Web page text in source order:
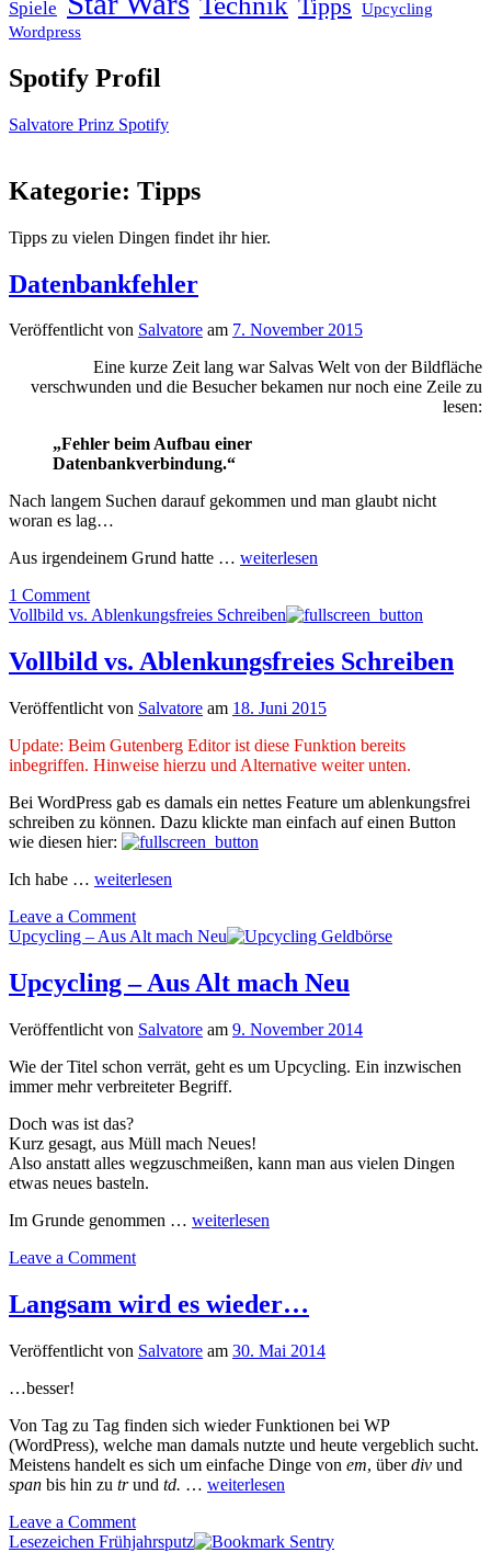
Spiele Tipps
Upcycling
Wordpress
Spotify Profil
Salvatore Prinz Spotify
Kategorie: Tipps
Tipps zu vielen Dingen findet ihr hier.
Datenbankfehler
Veröffentlicht von Salvatore am 7. November 2015
Eine kurze Zeit lang war Salvas Welt von der Bildfläche
verschwunden und die Besucher bekamen nur noch eine Zeile zu
lesen:
„Fehler beim Aufbau einer
Datenbankverbindung.“
Nach langem Suchen darauf gekommen und man glaubt nicht
woran es lag…
Aus irgendeinem Grund hatte … weiterlesen
1 Comment
Vollbild vs. Ablenkungsfreies Schreiben
Vollbild vs. Ablenkungsfreies Schreiben
Veröffentlicht von Salvatore am 18. Juni 2015
Update: Beim Gutenberg Editor ist diese Funktion bereits
inbegriffen. Hinweise hierzu und Alternative weiter unten.
Bei WordPress gab es damals ein nettes Feature um ablenkungsfrei
schreiben zu können. Dazu klickte man einfach auf einen Button
wie diesen hier:
Ich habe … weiterlesen
Leave a Comment
Upcycling – Aus Alt mach Neu
Upcycling – Aus Alt mach Neu
Veröffentlicht von Salvatore am 9. November 2014
Wie der Titel schon verrät, geht es um Upcycling. Ein inzwischen
immer mehr verbreiteter Begriff.
Doch was ist das?
Kurz gesagt, aus Müll mach Neues!
Also anstatt alles wegzuschmeißen, kann man aus vielen Dingen
etwas neues basteln.
Im Grunde genommen … weiterlesen
Leave a Comment
Langsam wird es wieder…
Veröffentlicht von Salvatore am 30. Mai 2014
…besser!
Von Tag zu Tag finden sich wieder Funktionen bei WP
(WordPress), welche man damals nutzte und heute vergeblich sucht.
Meistens handelt es sich um einfache Dinge von em, überdiv und
span bis hin zu trund td. … weiterlesen
Leave a Comment
Lesezeichen Frühjahrsputz